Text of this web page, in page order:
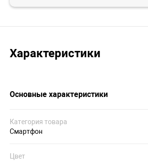
Характеристики
Основные характеристики
Категория товара
Смартфон
Цвет